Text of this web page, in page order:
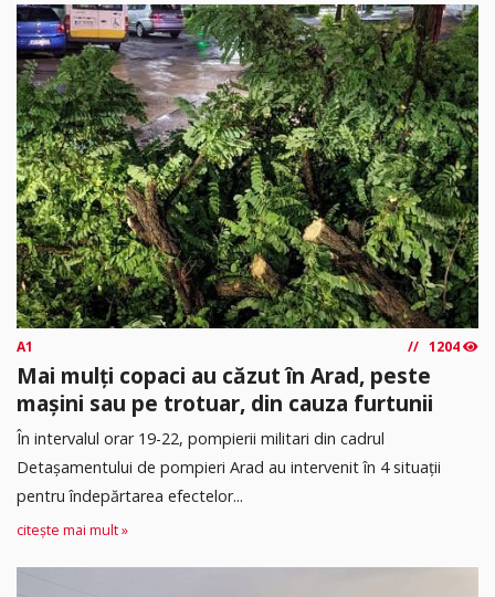
A1 1204
Mai mulți copaci au căzut în Arad, peste
mașini sau pe trotuar, din cauza furtunii
În intervalul orar 19-22, pompierii militari din cadrul
Detașamentului de pompieri Arad au intervenit în 4 situații
pentru îndepărtarea efectelor...
citește mai mult »